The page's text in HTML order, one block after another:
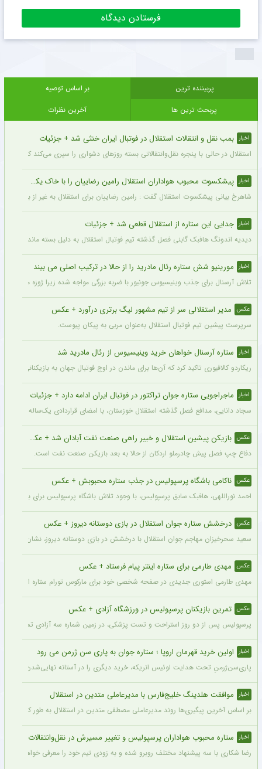
پربیننده ترین
بر اساس توصیه
پربحث ترین ها
آخرین نظرات
اخبار بمب نقل و انتقالات استقلال در فوتبال ایران خنثی شد + جزئیات
استقلال در حالی با پنجره نقل‌وانتقالاتی بسته روزهای دشواری را سپری می‌کند که در
اخبار پیشکسوت محبوب هواداران استقلال رامین رضاییان را با خاک یکسان کرد + جزئیات
شاهرخ بیانی پیشکسوت استقلال گفت : رامین رضاییان برای استقلال به غیر از بازار
اخبار جدایی این ستاره از استقلال قطعی شد + جزئیات
دیدیه اندونگ هافبک گابنی فصل گذشته تیم فوتبال استقلال به دلیل بسته ماندن پنجره
اخبار مورینیو شش ستاره رئال مادرید را از حالا در ترکیب اصلی می بیند
تلاش آرسنال برای جذب وینیسیوس جونیور با ضربه بزرگی مواجه شده زیرا ژوزه مورینیو او را یک
عکس مدیر استقلالی سر از تیم مشهور لیگ برتری درآورد + عکس
سرپرست پیشین تیم فوتبال استقلال به‌عنوان مربی به پیکان پیوست.
اخبار ستاره آرسنال خواهان خرید وینیسیوس از رئال مادرید شد
ریکاردو کالافیوری تاکید کرد که آن‌ها برای ماندن در اوج فوتبال جهان به بازیکنانی در
اخبار ماجراجویی ستاره جوان تراکتور در فوتبال ایران ادامه دارد + جزئیات
سجاد دانایی، مدافع فصل گذشته استقلال خوزستان، با امضای قراردادی یک‌ساله بار
عکس بازیکن پیشین استقلال و خیبر راهی صنعت نفت آبادان شد + عکس
دفاع چپ فصل پیش چادرملو اردکان از حالا به بعد بازیکن صنعت نفت است.
عکس ناکامی باشگاه پرسپولیس در جذب ستاره محبوبش + عکس
احمد نوراللهی، هافبک سابق پرسپولیس، با وجود تلاش باشگاه پرسپولیس برای بازگشت
عکس درخشش ستاره جوان استقلال در بازی دوستانه دیروز + عکس
سعید سحرخیزان مهاجم جوان استقلال با درخشش در بازی دوستانه دیروز، نشان داد
عکس مهدی طارمی برای ستاره اینتر پیام فرستاد + عکس
مهدی طارمی استوری جدیدی در صفحه شخصی خود برای مارکوس تورام ستاره اینتر
عکس تمرین بازیکنان پرسپولیس در ورزشگاه آزادی + عکس
پرسپولیس پس از دو روز استراحت و تست پزشکی، در زمین شماره سه آزادی تمرین کرد.
اخبار اولین خرید قهرمان اروپا ؛ ستاره جوان به پاری سن ژرمن می رود
پاری‌سن‌ژرمنِ تحت هدایت لوئیس انریکه، خرید دیگری را در آستانه نهایی‌شدن دارد.
اخبار موافقت هلدینگ خلیج‌فارس با مدیرعاملی متدین در استقلال
بر اساس آخرین پیگیری‌ها روند مدیرعاملی مصطفی متدین در استقلال به طور کامل
اخبار ستاره محبوب هواداران پرسپولیس و تغییر مسیرش در نقل‌وانتقالات
رضا شکاری با سه پیشنهاد مختلف روبرو شده و به زودی تیم خود را معرفی خواهد کرد.